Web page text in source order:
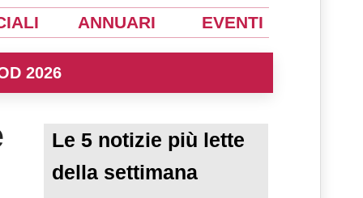
ANNUARI EVENTI
2026
Le 5 notizie più lette
della settimana